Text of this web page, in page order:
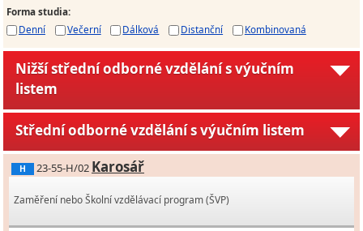
Forma studia:
Denní
Večerní Dálková Distanční Kombinovaná
Nižší střední odborné vzdělání s výučním
listem
Střední odborné vzdělání s výučním listem
H 23-55-H/02 Karosář
Zaměření nebo Školní vzdělávací program (ŠVP)